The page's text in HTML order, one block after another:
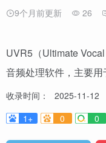
9个月前更新 26
UVR5（Ultimate
音频处理软件，主要用
收录时间：
2025-11-12
1+
0 0